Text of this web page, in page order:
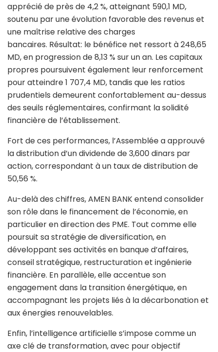
apprécié de près de 4,2 %, atteignant 590,1 MD,
soutenu par une évolution favorable des revenus et
une maîtrise relative des charges
bancaires. Résultat: le bénéfice net ressort à 248,65
MD, en progression de 8,13 % sur un an. Les capitaux
propres poursuivent également leur renforcement
pour atteindre 1 707,4 MD, tandis que les ratios
prudentiels demeurent confortablement au-dessus
des seuils réglementaires, confirmant la solidité
financière de l’établissement.
Fort de ces performances, l’Assemblée a approuvé
la distribution d’un dividende de 3,600 dinars par
action, correspondant à un taux de distribution de
50,56 %.
Au-delà des chiffres, AMEN BANK entend consolider
son rôle dans le financement de l’économie, en
particulier en direction des PME. Tout comme elle
poursuit sa stratégie de diversification, en
développant ses activités en banque d’affaires,
conseil stratégique, restructuration et ingénierie
financière. En parallèle, elle accentue son
engagement dans la transition énergétique, en
accompagnant les projets liés à la décarbonation et
aux énergies renouvelables.
Enfin, l’intelligence artificielle s’impose comme un
axe clé de transformation, avec pour objectif